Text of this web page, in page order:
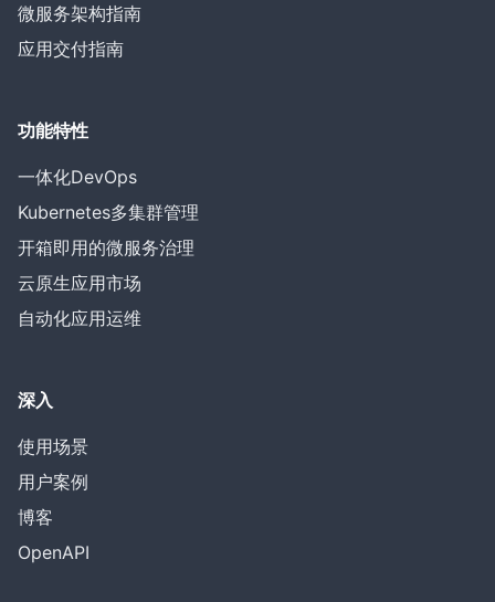
微服务架构指南
应用交付指南
功能特性
一体化DevOps
Kubernetes多集群管理
开箱即用的微服务治理
云原生应用市场
自动化应用运维
深入
使用场景
用户案例
博客
OpenAPI